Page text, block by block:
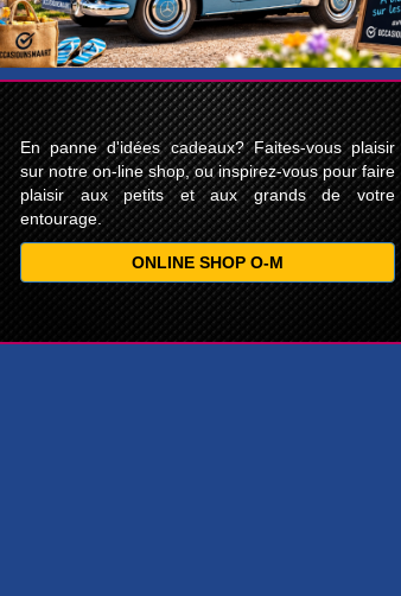
En panne d'idées cadeaux? Faites-vous plaisir
sur notre on-line shop, ou inspirez-vous pour faire
plaisir aux petits et aux grands de votre
entourage.
ONLINE SHOP O-M